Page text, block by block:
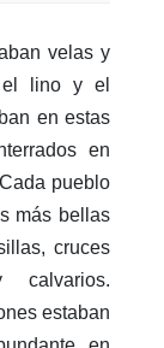
velas y
el lino y el
en estas
en
pueblo
más bellas
cruces
calvarios.
estaban